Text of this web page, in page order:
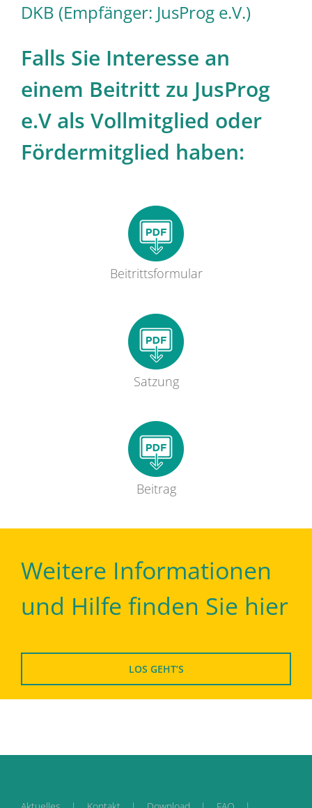
DKB (Empfänger: JusProg e.V.)
Falls Sie Interesse an
einem Beitritt zu JusProg
e.V als Vollmitglied oder
Fördermitglied haben:
Beitrittsformular
Satzung
Beitrag
Weitere Informationen
und Hilfe finden Sie hier
LOS GEHT’S